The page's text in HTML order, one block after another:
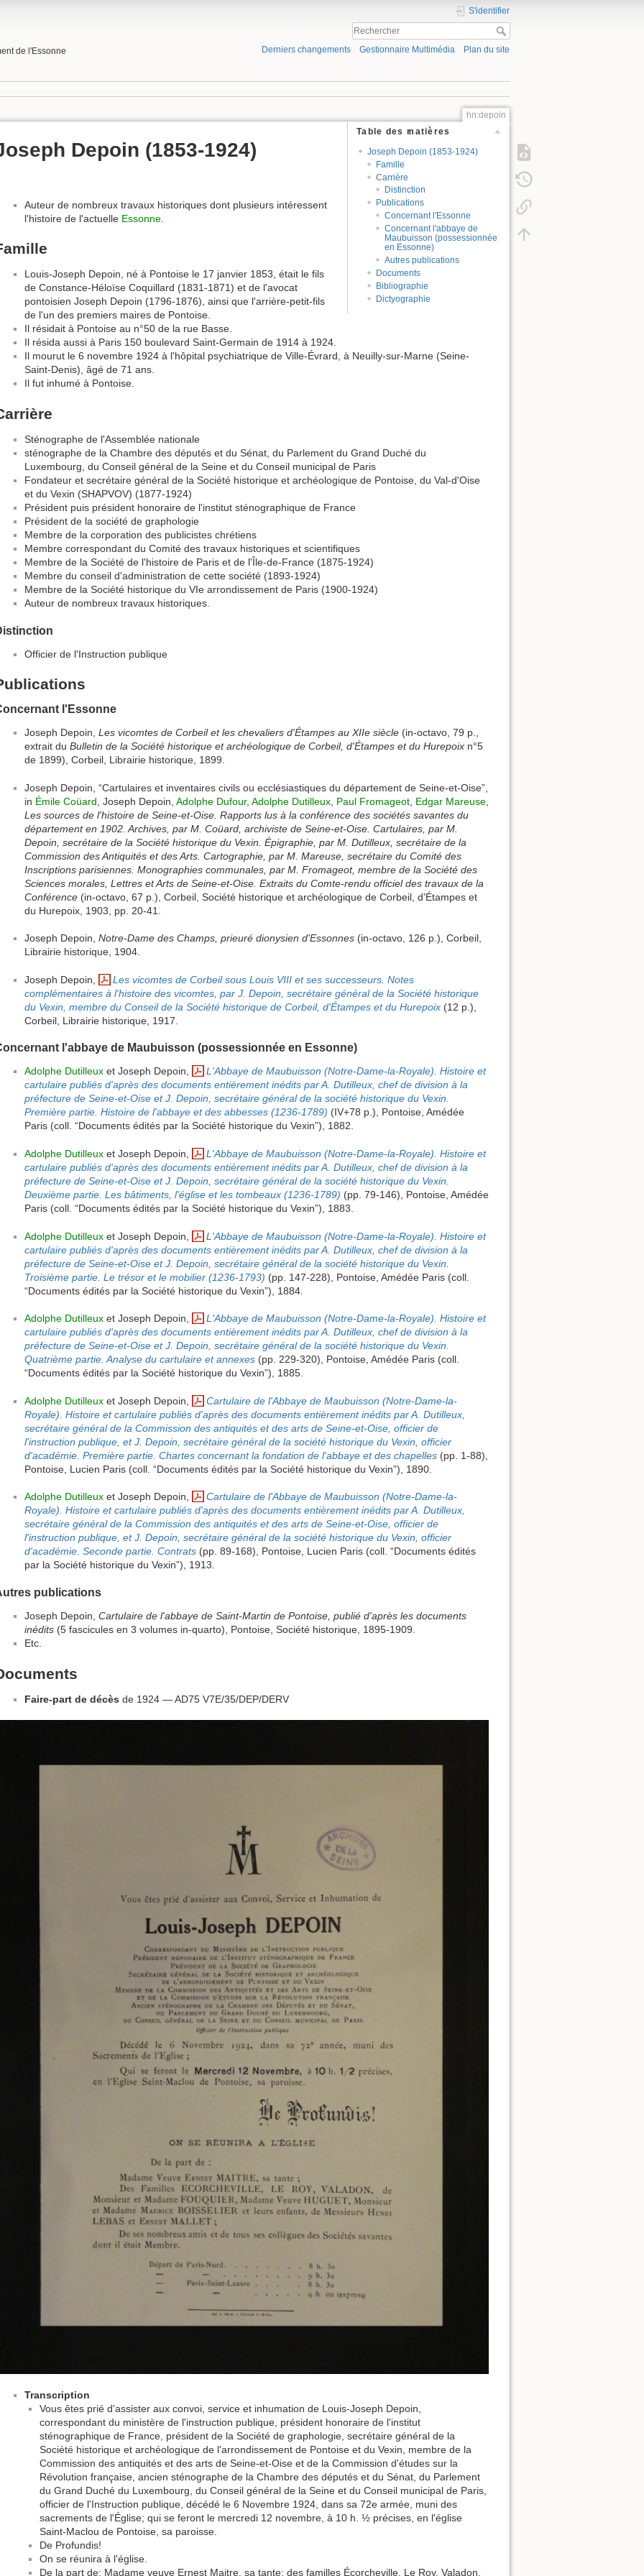
de l'Essonne
S'identifier
Derniers changements Gestionnaire Multimédia Plan du site
hn:depoin
Table des matières
Joseph Depoin (1853-1924)
Famille
Carrière
Distinction
Publications
Concernant l'Essonne
Concernant l'abbaye de
Maubuisson (possessionnée
en Essonne)
Autres publications
Documents
Bibliographie
Dictyographie
Depoin (1853-1924)
Auteur de nombreux travaux historiques dont plusieurs intéressent
l'histoire de l'actuelle Essonne
Louis-Joseph Depoin, né à Pontoise le 17 janvier 1853, était le fils
de Constance-Héloïse Coquillard (1831-1871) et de l'avocat
pontoisien Joseph Depoin (1796-1876), ainsi que l'arrière-petit-fils
de l'un des premiers maires de Pontoise.
Il résidait à Pontoise au n°50 de la rue Basse.
Il résida aussi à Paris 150 boulevard Saint-Germain de 1914 à 1924.
Il mourut le 6 novembre 1924 à l'hôpital psychiatrique de Ville-Évrard, à Neuilly-sur-Marne (Seine-
Saint-Denis), âgé de 71 ans.
Il fut inhumé à Pontoise.
Sténographe de l'Assemblée nationale
sténographe de la Chambre des députés et du Sénat, du Parlement du Grand Duché du
Luxembourg, du Conseil général de la Seine et du Conseil municipal de Paris
Fondateur et secrétaire général de la Société historique et archéologique de Pontoise, du Val-d'Oise
et du Vexin (SHAPVOV) (1877-1924)
Président puis président honoraire de l'institut sténographique de France
Président de la société de graphologie
Membre de la corporation des publicistes chrétiens
Membre correspondant du Comité des travaux historiques et scientifiques
Membre de la Société de l'histoire de Paris et de l'Île-de-France (1875-1924)
Membre du conseil d'administration de cette société (1893-1924)
Membre de la Société historique du VIe arrondissement de Paris (1900-1924)
Auteur de nombreux travaux historiques.
Officier de l'Instruction publique
l'Essonne
Joseph Depoin, Les vicomtes de Corbeil et les chevaliers d'Étampes au XIIe siècle (in-octavo, 79 p.,
extrait du Bulletin de la Société historique et archéologique de Corbeil, d'Étampes et du Hurepoix n°5
de 1899), Corbeil, Librairie historique, 1899.
Joseph Depoin, “Cartulaires et inventaires civils ou ecclésiastiques du département de Seine-et-Oise”,
in Émile Coüard , Joseph Depoin, Adolphe Dufour, Adolphe Dutilleux Paul Fromageot Edgar Mareuse
Les sources de l'histoire de Seine-et-Oise. Rapports lus à la conférence des sociétés savantes du
département en 1902. Archives, par M. Coüard, archiviste de Seine-et-Oise. Cartulaires, par M.
Depoin, secrétaire de la Société historique du Vexin. Épigraphie, par M. Dutilleux, secrétaire de la
Commission des Antiquités et des Arts. Cartographie, par M. Mareuse, secrétaire du Comité des
Inscriptions parisiennes. Monographies communales, par M. Fromageot, membre de la Société des
Sciences morales, Lettres et Arts de Seine-et-Oise. Extraits du Comte-rendu officiel des travaux de la
Conférence (in-octavo, 67 p.), Corbeil, Société historique et archéologique de Corbeil, d'Étampes et
du Hurepoix, 1903, pp. 20-41.
Joseph Depoin, Notre-Dame des Champs, prieuré dionysien d'Essonnes (in-octavo, 126 p.), Corbeil,
Librairie historique, 1904.
Joseph Depoin,
Les vicomtes de Corbeil sous Louis VIII et ses successeurs. Notes
complémentaires à l'histoire des vicomtes, par J. Depoin, secrétaire général de la Société historique
du Vexin, membre du Conseil de la Société historique de Corbeil, d'Étampes et du Hurepoix (12 p.),
Corbeil, Librairie historique, 1917.
l'abbaye de Maubuisson (possessionnée en Essonne)
Adolphe Dutilleux et Joseph Depoin,
L'Abbaye de Maubuisson (Notre-Dame-la-Royale). Histoire et
cartulaire publiés d'après des documents entièrement inédits par A. Dutilleux, chef de division à la
préfecture de Seine-et-Oise et J. Depoin, secrétaire général de la société historique du Vexin.
Première partie. Histoire de l'abbaye et des abbesses (1236-1789) (IV+78 p.), Pontoise, Amédée
Paris (coll. “Documents édités par la Société historique du Vexin”), 1882.
Adolphe Dutilleux et Joseph Depoin,
L'Abbaye de Maubuisson (Notre-Dame-la-Royale). Histoire et
cartulaire publiés d'après des documents entièrement inédits par A. Dutilleux, chef de division à la
préfecture de Seine-et-Oise et J. Depoin, secrétaire général de la société historique du Vexin.
Deuxième partie. Les bâtiments, l'église et les tombeaux (1236-1789) (pp. 79-146), Pontoise, Amédée
Paris (coll. “Documents édités par la Société historique du Vexin”), 1883.
Adolphe Dutilleux et Joseph Depoin,
L'Abbaye de Maubuisson (Notre-Dame-la-Royale). Histoire et
cartulaire publiés d'après des documents entièrement inédits par A. Dutilleux, chef de division à la
préfecture de Seine-et-Oise et J. Depoin, secrétaire général de la société historique du Vexin.
Troisième partie. Le trésor et le mobilier (1236-1793) (pp. 147-228), Pontoise, Amédée Paris (coll.
“Documents édités par la Société historique du Vexin”), 1884.
Adolphe Dutilleux et Joseph Depoin,
L'Abbaye de Maubuisson (Notre-Dame-la-Royale). Histoire et
cartulaire publiés d'après des documents entièrement inédits par A. Dutilleux, chef de division à la
préfecture de Seine-et-Oise et J. Depoin, secrétaire général de la société historique du Vexin.
Quatrième partie. Analyse du cartulaire et annexes (pp. 229-320), Pontoise, Amédée Paris (coll.
“Documents édités par la Société historique du Vexin”), 1885.
Adolphe Dutilleux et Joseph Depoin,
Cartulaire de l'Abbaye de Maubuisson (Notre-Dame-la-
Royale). Histoire et cartulaire publiés d'après des documents entièrement inédits par A. Dutilleux,
secrétaire général de la Commission des antiquités et des arts de Seine-et-Oise, officier de
l'instruction publique, et J. Depoin, secrétaire général de la société historique du Vexin, officier
d'académie. Première partie. Chartes concernant la fondation de l'abbaye et des chapelles (pp. 1-88),
Pontoise, Lucien Paris (coll. “Documents édités par la Société historique du Vexin”), 1890.
Adolphe Dutilleux et Joseph Depoin,
Cartulaire de l'Abbaye de Maubuisson (Notre-Dame-la-
Royale). Histoire et cartulaire publiés d'après des documents entièrement inédits par A. Dutilleux,
secrétaire général de la Commission des antiquités et des arts de Seine-et-Oise, officier de
l'instruction publique, et J. Depoin, secrétaire général de la société historique du Vexin, officier
d'académie. Seconde partie. Contrats (pp. 89-168), Pontoise, Lucien Paris (coll. “Documents édités
par la Société historique du Vexin”), 1913.
publications
Joseph Depoin, Cartulaire de l'abbaye de Saint-Martin de Pontoise, publié d'après les documents
inédits (5 fascicules en 3 volumes in-quarto), Pontoise, Société historique, 1895-1909.
Etc.
Faire-part de décès de 1924 — AD75 V7E/35/DEP/DERV
Transcription
Vous êtes prié d'assister aux convoi, service et inhumation de Louis-Joseph Depoin,
correspondant du ministère de l'instruction publique, président honoraire de l'institut
sténographique de France, président de la Société de graphologie, secrétaire général de la
Société historique et archéologique de l'arrondissement de Pontoise et du Vexin, membre de la
Commission des antiquités et des arts de Seine-et-Oise et de la Commission d'études sur la
Révolution française, ancien sténographe de la Chambre des députés et du Sénat, du Parlement
du Grand Duché du Luxembourg, du Conseil général de la Seine et du Conseil municipal de Paris,
officier de l'Instruction publique, décédé le 6 Novembre 1924, dans sa 72e armée, muni des
sacrements de l'Église; qui se feront le mercredi 12 novembre, à 10 h. ½ précises, en l'église
Saint-Maclou de Pontoise, sa paroisse.
De Profundis!
On se réunira à l'église.
De la part de: Madame veuve Ernest Maitre, sa tante; des familles Écorcheville, Le Roy, Valadon,